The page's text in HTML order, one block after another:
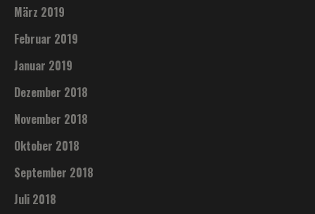
März 2019
Februar 2019
Januar 2019
Dezember 2018
November 2018
Oktober 2018
September 2018
Juli 2018